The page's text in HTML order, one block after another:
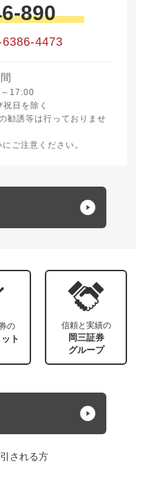
890
4473
17:00
時から17時
日を除く
勧誘等は行っておりませ
ご注意ください。
の
ト
信頼と実績の
岡三証券
グループ
される方